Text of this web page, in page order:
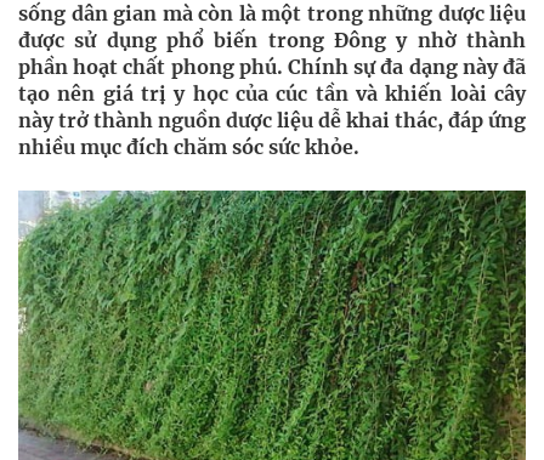
sống dân gian mà còn là một trong những dược liệu
được sử dụng phổ biến trong Đông y nhờ thành
phần hoạt chất phong phú. Chính sự đa dạng này đã
tạo nên giá trị y học của cúc tần và khiến loài cây
này trở thành nguồn dược liệu dễ khai thác, đáp ứng
nhiều mục đích chăm sóc sức khỏe.